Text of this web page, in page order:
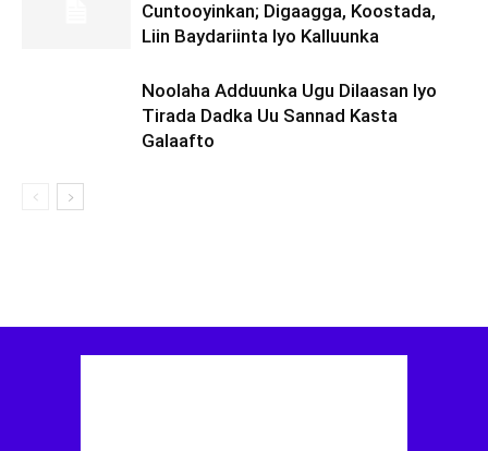
Cuntooyinkan; Digaagga, Koostada,
Liin Baydariinta Iyo Kalluunka
Noolaha Adduunka Ugu Dilaasan Iyo
Tirada Dadka Uu Sannad Kasta
Galaafto